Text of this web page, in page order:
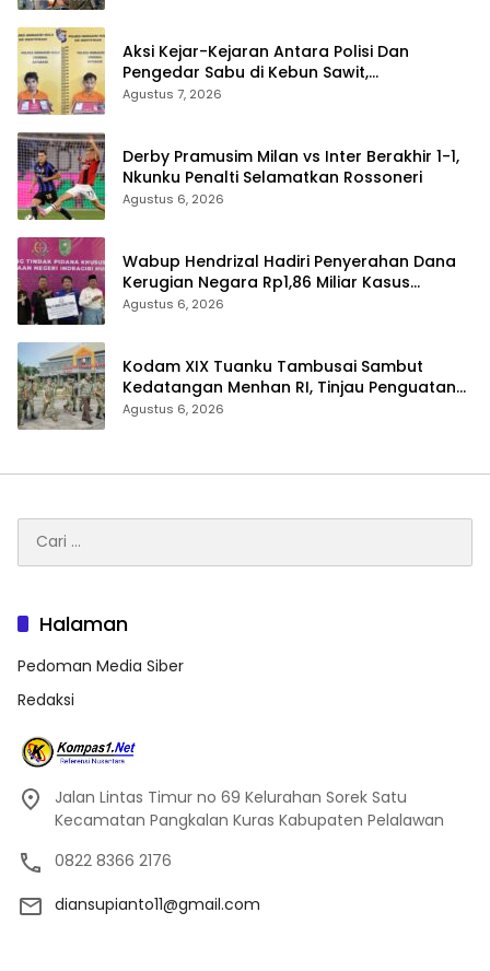
Aksi Kejar-Kejaran Antara Polisi Dan
Pengedar Sabu di Kebun Sawit,
Satresnarkoba Polres Inhu Ringkus Dua
Agustus 7, 2026
Derby Pramusim Milan vs Inter Berakhir 1-1,
Nkunku Penalti Selamatkan Rossoneri
Agustus 6, 2026
Wabup Hendrizal Hadiri Penyerahan Dana
Kerugian Negara Rp1,86 Miliar Kasus
Korupsi BPR Indra Arta
Agustus 6, 2026
Kodam XIX Tuanku Tambusai Sambut
Kedatangan Menhan RI, Tinjau Penguatan
Yonif TP di Bengkalis dan Kampar
Agustus 6, 2026
untuk:
Halaman
Pedoman Media Siber
Redaksi
Jalan Lintas Timur no 69 Kelurahan Sorek Satu
Kecamatan Pangkalan Kuras Kabupaten Pelalawan
0822 8366 2176
diansupianto11@gmail.com